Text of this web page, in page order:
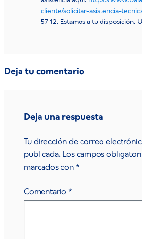
cliente/solicitar-asistencia-
57 12. Estamos a tu disposición.
Deja tu comentario
Deja una respuesta
Tu dirección de correo
publicada. Los campos
marcados con *
Comentario *